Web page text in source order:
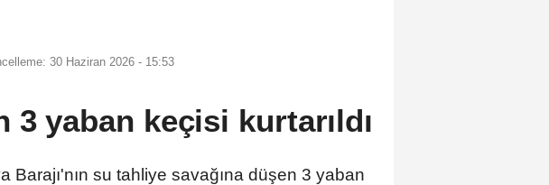
30 Haziran 2026 - 15:53
3 yaban keçisi kurtarıldı
Barajı'nın su tahliye savağına düşen 3 yaban